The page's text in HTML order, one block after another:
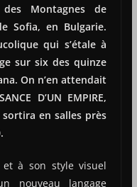
Montagnes de
Sofia, en Bulgarie.
qui s’étale à
sur six des quinze
On n’en attendait
D’UN EMPIRE,
en salles près
à son style visuel
nouveau langage